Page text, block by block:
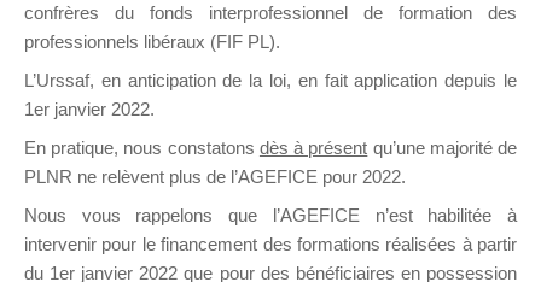
DIRIGEANT
Groupe Public
il y a un mois
confrères du fonds interprofessionnel de formation des
professionnels libéraux (FIF PL).
L’Urssaf, en anticipation de la loi, en fait application depuis le
1er janvier 2022.
En pratique, nous constatons dès à présent qu’une majorité de
PLNR ne relèvent plus de l’AGEFICE pour 2022.
Nous vous rappelons que l’AGEFICE n’est habilitée à
intervenir pour le financement des formations réalisées à partir
du 1er janvier 2022 que pour des bénéficiaires en possession